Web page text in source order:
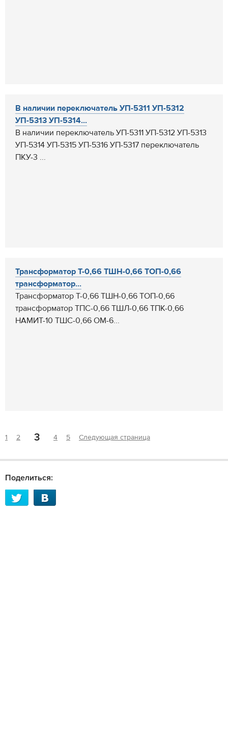
В наличии переключатель УП-5311 УП-5312
УП-5313 УП-5314...
В наличии переключатель УП-5311 УП-5312 УП-5313
УП-5314 УП-5315 УП-5316 УП-5317 переключатель
ПКУ-3 ...
Трансформатор Т-0,66 ТШН-0,66 ТОП-0,66
трансформатор...
Трансформатор Т-0,66 ТШН-0,66 ТОП-0,66
трансформатор ТПС-0,66 ТШЛ-0,66 ТПК-0,66
НАМИТ-10 ТШС-0,66 ОМ-6...
1 2 3 4 5 Следующая страница
Поделиться: